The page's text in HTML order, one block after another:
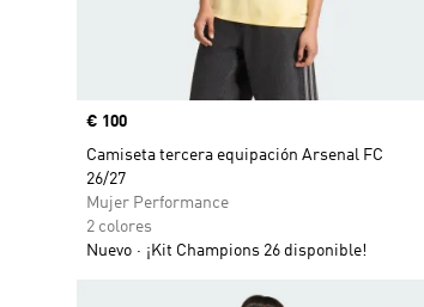
Precio
€ 100
Camiseta tercera equipación Arsenal FC
26/27
Mujer Performance
2 colores
Nuevo
¡Kit Champions 26 disponible!